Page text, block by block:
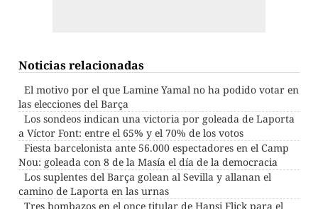
Noticias relacionadas
El motivo por el que Lamine Yamal no ha podido votar en
las elecciones del Barça
Los sondeos indican una victoria por goleada de Laporta
a Víctor Font: entre el 65% y el 70% de los votos
Fiesta barcelonista ante 56.000 espectadores en el Camp
Nou: goleada con 8 de la Masía el día de la democracia
Los suplentes del Barça golean al Sevilla y allanan el
camino de Laporta en las urnas
Tres bombazos en el once titular de Hansi Flick para el